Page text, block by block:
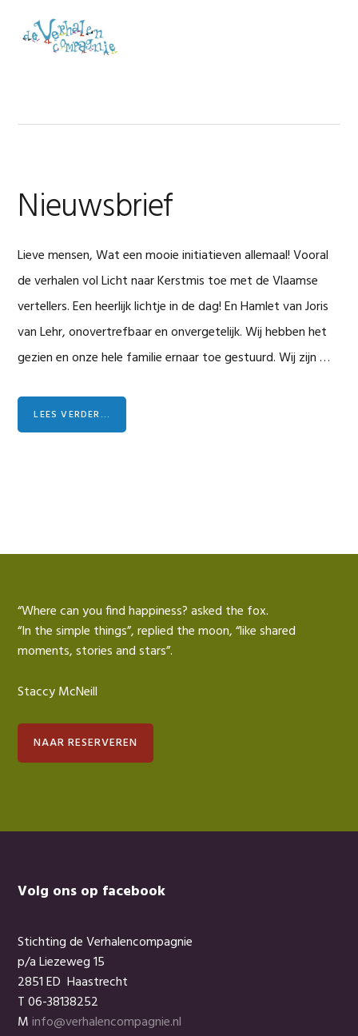
Nieuwsbrief
Lieve mensen, Wat een mooie initiatieven allemaal! Vooral
de verhalen vol Licht naar Kerstmis toe met de Vlaamse
vertellers. Een heerlijk lichtje in de dag! En Hamlet van Joris
van Lehr, onovertrefbaar en onvergetelijk. Wij hebben het
gezien en onze hele familie ernaar toe gestuurd. Wij zijn …
LEES VERDER...
“Where can you find happiness? asked the fox.
“In the simple things”, replied the moon, “like shared
moments, stories and stars”.
Staccy McNeill
NAAR RESERVEREN
Footer
Volg ons op facebook
Stichting de Verhalencompagnie
p/a Liezeweg 15
2851 ED Haastrecht
T 06-38138252
Minfo@verhalencompagnie.nl